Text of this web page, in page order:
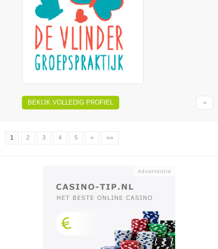
BEKIJK VOLLEDIG PROFIEL
1 2 3 4 5 » »»